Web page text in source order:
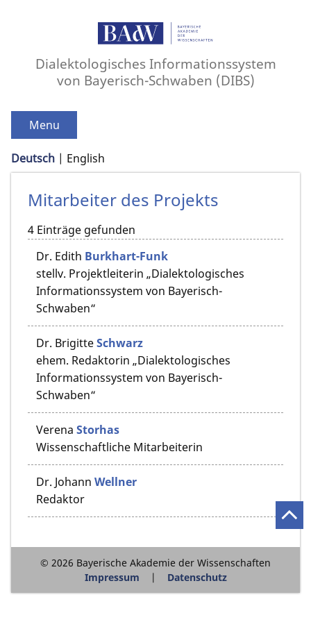
Dialektologisches Informationssystem
von Bayerisch-Schwaben (DIBS)
Menu
Deutsch English
Mitarbeiter des Projekts
4 Einträge gefunden
Dr. Edith Burkhart-Funk
stellv. Projektleiterin „Dialektologisches
Informationssystem von Bayerisch-
Schwaben“
Dr. BrigitteSchwarz
ehem. Redaktorin „Dialektologisches
Informationssystem von Bayerisch-
Schwaben“
Verena Storhas
Wissenschaftliche Mitarbeiterin
Dr. Johann Wellner
Redaktor
© 2026 Bayerische Akademie der Wissenschaften
Impressum
Datenschutz